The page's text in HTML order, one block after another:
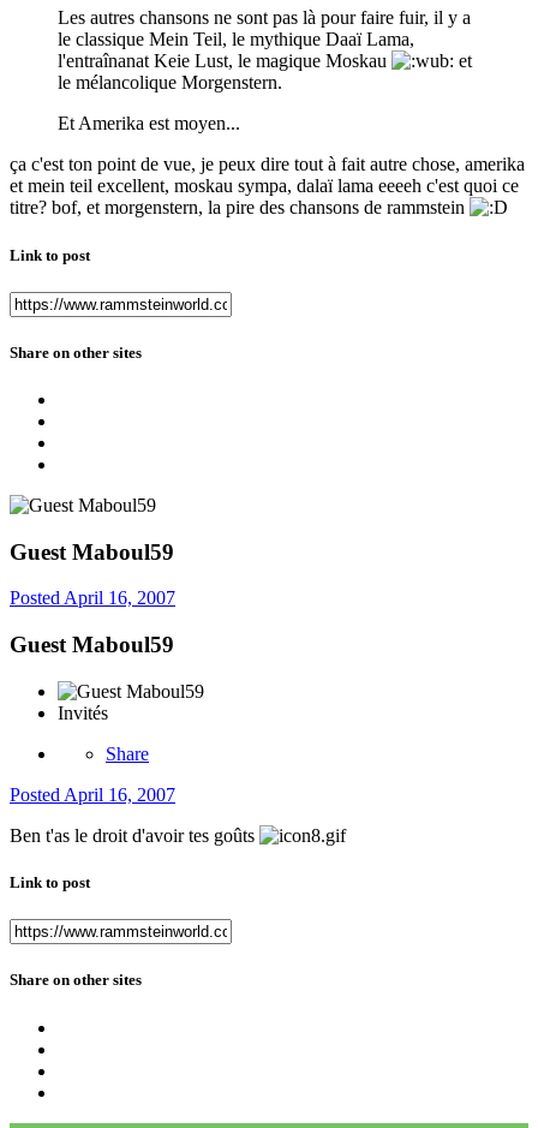
Les autres chansons ne sont pas là pour faire fuir, il y a
le classique Mein Teil, le mythique Daaï Lama,
l'entraînanat Keie Lust, le magique Moskau
et
le mélancolique Morgenstern.
Et Amerika est moyen...
ça c'est ton point de vue, je peux dire tout à fait autre chose, amerika
et mein teil excellent, moskau sympa, dalaï lama eeeeh c'est quoi ce
titre? bof, et morgenstern, la pire des chansons de rammstein
Link to post
Share on other sites
Guest Maboul59
PostedApril 16, 2007
Guest Maboul59
Invités
Share
Posted April 16, 2007
Ben t'as le droit d'avoir tes goûts
Link to post
Share on other sites